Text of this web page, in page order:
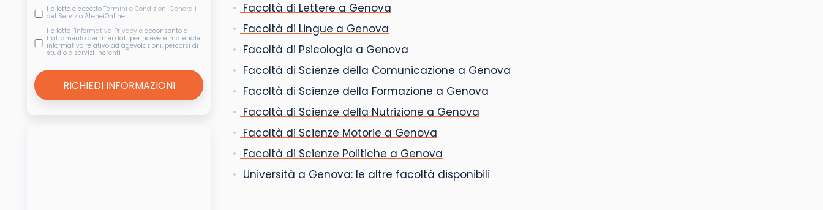
Ho letto e accetto Termini e Condizioni Generali
del Servizio AteneiOnline
Ho letto l'Informativa Privacy e acconsento al
trattamento dei miei dati per ricevere materiale
informativo relativo ad agevolazioni, percorsi di
studio e servizi inerenti
Facoltà di Lettere a Genova
Facoltà di Lingue a Genova
Facoltà di Psicologia a Genova
Facoltà di Scienze della Comunicazione a Genova
Facoltà di Scienze della Formazione a Genova
Facoltà di Scienze della Nutrizione a Genova
Facoltà di Scienze Motorie a Genova
Facoltà di Scienze Politiche a Genova
Università a Genova: le altre facoltà disponibili